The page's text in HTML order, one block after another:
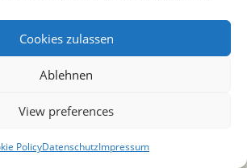
Cookies zulassen
Ablehnen
View preferences
PolicyDatenschutzImpressum